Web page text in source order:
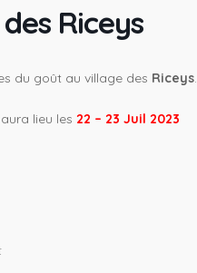
Riceys
du goût au village des Riceys.
aura lieu les 22 – 23 Juil 2023